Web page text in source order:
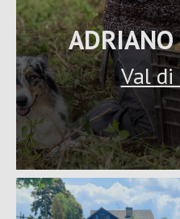
Val di